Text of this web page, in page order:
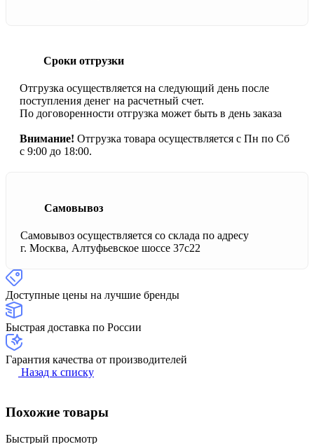
Сроки отгрузки
Отгрузка осуществляется на следующий день после
поступления денег на расчетный счет.
По договоренности отгрузка может быть в день заказа
Внимание! Отгрузка товара осуществляется с Пн по Сб
с 9:00 до 18:00.
Самовывоз
Самовывоз осуществляется со склада по адресу
г. Москва, Алтуфьевское шоссе 37с22
Доступные цены на лучшие бренды
Быстрая доставка по России
Гарантия качества от производителей
Назад к списку
Похожие товары
Быстрый просмотр